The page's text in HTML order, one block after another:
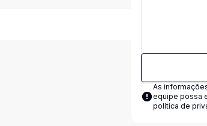
As
equipe possa
política de